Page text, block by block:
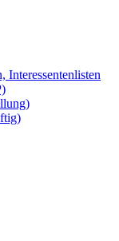
Interessentenlisten